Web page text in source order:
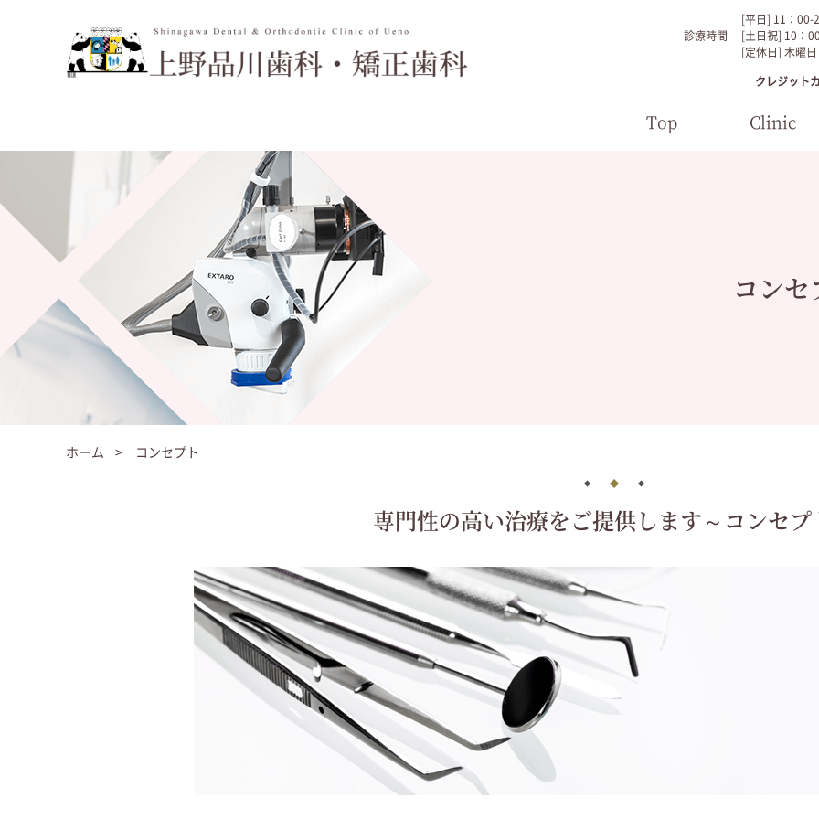
診療時間
[平日] 11：00-
[土日祝] 10：
[定休日] 木曜日
クレジット
Top Clinic
コンセ
ホーム > コンセプト
専門性の高い治療をご提供します～コンセ